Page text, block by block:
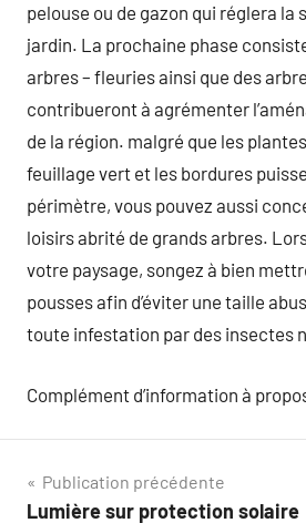
pelouse ou de gazon qui réglera la
jardin. La prochaine phase
arbres – fleuries ainsi que des
contribueront à agrémenter
de la région. malgré que les
feuillage vert et les bordures
périmètre, vous pouvez aussi
loisirs abrité de grands arbres.
votre paysage, songez à bien
pousses afin d’éviter une taille
toute infestation par des insectes
Complément d’information à
Navigation
Publication précédente
Lumière sur protection solaire